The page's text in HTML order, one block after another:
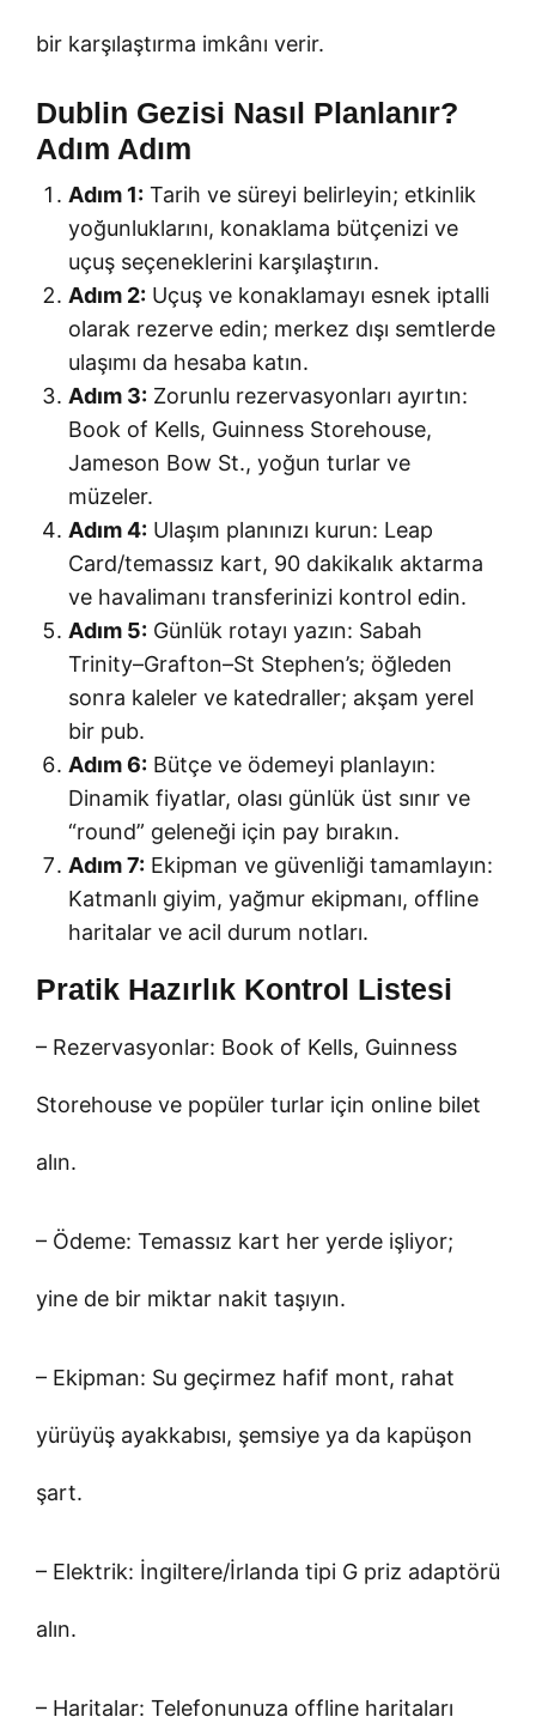
bir karşılaştırma imkânı verir.
Dublin Gezisi Nasıl Planlanır?
Adım Adım
Adım 1: Tarih ve süreyi belirleyin; etkinlik
yoğunluklarını, konaklama bütçenizi ve
uçuş seçeneklerini karşılaştırın.
Adım 2: Uçuş ve konaklamayı esnek iptalli
olarak rezerve edin; merkez dışı semtlerde
ulaşımı da hesaba katın.
Adım 3: Zorunlu rezervasyonları ayırtın:
Book of Kells, Guinness Storehouse,
Jameson Bow St., yoğun turlar ve
müzeler.
Adım 4: Ulaşım planınızı kurun: Leap
Card/temassız kart, 90 dakikalık aktarma
ve havalimanı transferinizi kontrol edin.
Adım 5: Günlük rotayı yazın: Sabah
Trinity–Grafton–St Stephen’s; öğleden
sonra kaleler ve katedraller; akşam yerel
bir pub.
Adım 6: Bütçe ve ödemeyi planlayın:
Dinamik fiyatlar, olası günlük üst sınır ve
“round” geleneği için pay bırakın.
Adım 7: Ekipman ve güvenliği tamamlayın:
Katmanlı giyim, yağmur ekipmanı, offline
haritalar ve acil durum notları.
Pratik Hazırlık Kontrol Listesi
– Rezervasyonlar: Book of Kells, Guinness
Storehouse ve popüler turlar için online bilet
alın.
– Ödeme: Temassız kart her yerde işliyor;
yine de bir miktar nakit taşıyın.
– Ekipman: Su geçirmez hafif mont, rahat
yürüyüş ayakkabısı, şemsiye ya da kapüşon
şart.
– Elektrik: İngiltere/İrlanda tipi G priz adaptörü
alın.
– Haritalar: Telefonunuza offline haritaları